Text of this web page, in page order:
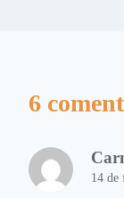
6
14 de